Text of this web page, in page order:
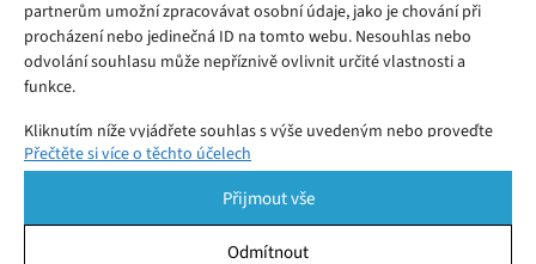
partnerům umožní zpracovávat osobní údaje, jako je chování při
procházení nebo jedinečná ID na tomto webu. Nesouhlas nebo
odvolání souhlasu může nepříznivě ovlivnit určité vlastnosti a
funkce.
Kliknutím níže vyjádřete souhlas s výše uvedeným nebo proveďte
podrobnější rozhodnutí. Vaše volby budou použity pouze na tomto
pomocí přepínačů v Zásadách cookies nebo kliknutím na tlačítko
Spravovat souhlas ve spodní části obrazovky.
Přečtěte si více o těchto účelech
Přijmout vše
Odmítnout
Studio Blizzard čelí kritice senátorů
USA za vyloučení hráče, který vyjádřil
podporu Hongkongu
Středa 09. 10. 2019 Redakce